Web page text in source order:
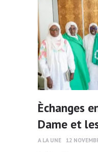
Èchanges
Dame et
A LA UNE 12